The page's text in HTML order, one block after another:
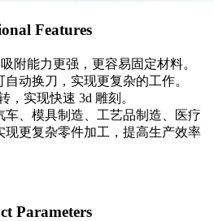
Features
附能力更强，更容易固定材料。
自动换刀，实现更复杂的工作。
，实现快速 3d 雕刻。
车、模具制造、工艺品制造、医疗
现更复杂零件加工，提高生产效率
Parameters